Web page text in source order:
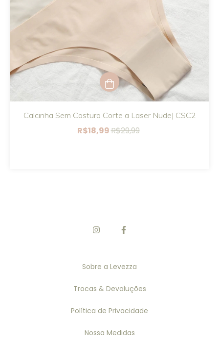
Calcinha Sem Costura Corte a Laser Nude| CSC2
R$18,99R$29,99
Sobre a Levezza
Trocas & Devoluções
Política de Privacidade
Nossa Medidas